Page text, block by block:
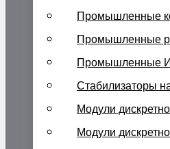
Промышленные
Промышленные
Промышленные
Стабилизаторы
Модули
Модули